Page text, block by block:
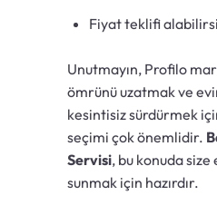
Fiyat teklifi
Unutmayın, Profilo
ömrünü uzatmak ve
kesintisiz sürdürmek
seçimi çok önemlidir.
Servisi, bu konuda
sunmak için hazırdır.